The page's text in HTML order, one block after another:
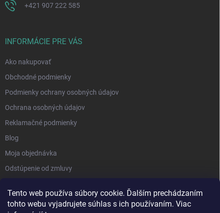
Tento web používa súbory cookie. Ďalším prechádzaním
tohto webu vyjadrujete súhlas s ich používaním. Viac
+421 907 222 585
INFORMÁCIE PRE VÁS
Ako nakupovať
Obchodné podmienky
Podmienky ochrany osobných údajov
Ochrana osobných údajov
Reklamačné podmienky
Blog
Moja objednávka
Odstúpenie od zmluvy